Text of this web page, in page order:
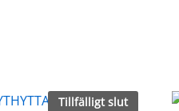
Tillfälligt slut